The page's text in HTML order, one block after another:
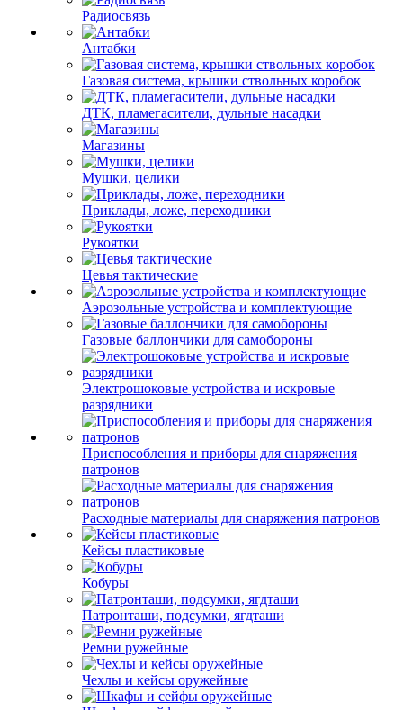
Радиосвязь
Антабки
Газовая система, крышки ствольных коробок
ДТК, пламегасители, дульные насадки
Магазины
Мушки, целики
Приклады, ложе, переходники
Рукоятки
Цевья тактические
Аэрозольные устройства и комплектующие
Газовые баллончики для самобороны
Электрошоковые устройства и искровые
разрядники
Приспособления и приборы для снаряжения
патронов
Расходные материалы для снаряжения патронов
Кейсы пластиковые
Кобуры
Патронташи, подсумки, ягдташи
Ремни ружейные
Чехлы и кейсы оружейные